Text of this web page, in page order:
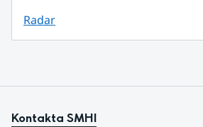
Radar
Kontakta SMHI